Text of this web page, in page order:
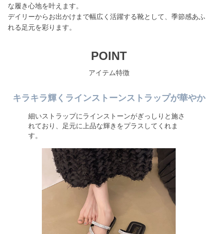
な履き心地を叶えます。
デイリーからお出かけまで幅広く活躍する靴として、季節感あふ
れる足元を彩ります。
POINT
アイテム特徴
キラキラ輝くラインストーンストラップが華やか
細いストラップにラインストーンがぎっしりと施さ
れており、足元に上品な輝きをプラスしてくれま
す。